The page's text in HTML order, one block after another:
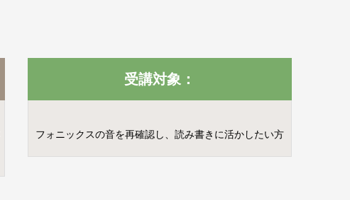
受講対象：
フォニックスの音を再確認し、読み書きに活かしたい方